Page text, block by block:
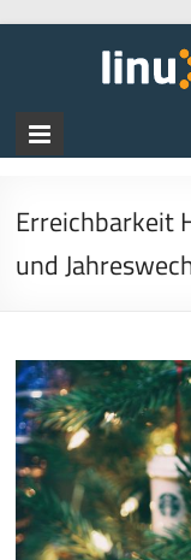
Erreichbarkeit
und